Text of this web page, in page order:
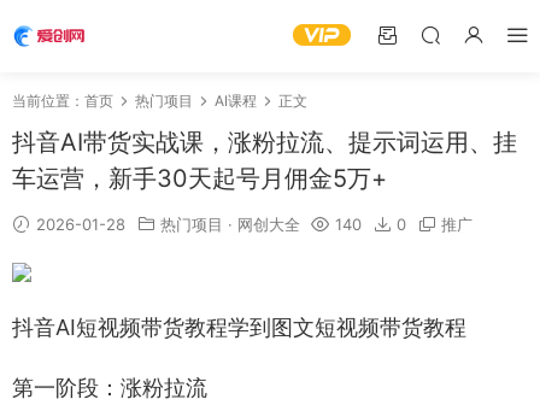
当前位置： 首页 热门项目 AI课程 正文
抖音AI带货实战课，涨粉拉流、提示词运用、挂
车运营，新手30天起号月佣金5万+
2026-01-28 热门项目 · 网创大全 140 0 推广
抖音AI短视频带货教程学到图文短视频带货教程
第一阶段：涨粉拉流